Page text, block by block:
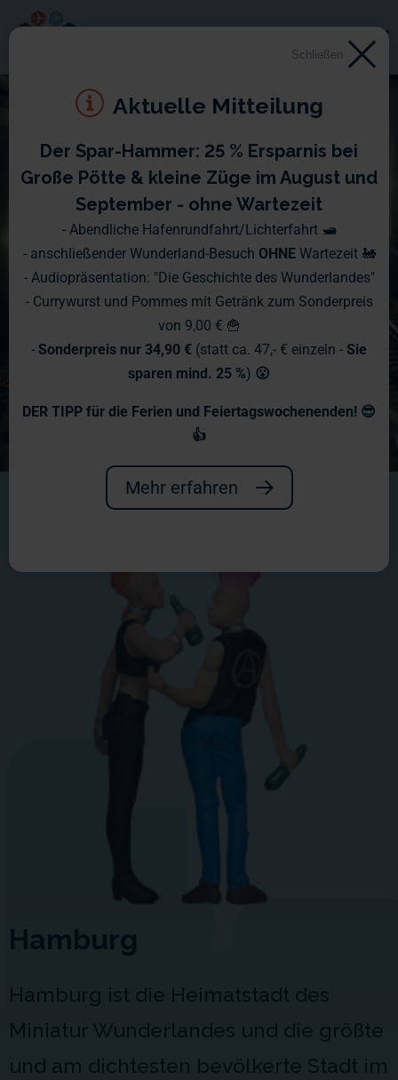
Hamburg
Hamburg ist die Heimatstadt des
Miniatur Wunderlandes und die größte
und am dichtesten bevölkerte Stadt im
Schließen
Aktuelle Mitteilung
Der Spar-Hammer: 25 % Ersparnis bei
Große Pötte & kleine Züge im August und
September - ohne Wartezeit
- Abendliche Hafenrundfahrt/Lichterfahrt 🛥️
- anschließender Wunderland-Besuch OHNE Wartezeit 🚂
- Audiopräsentation: "Die Geschichte des Wunderlandes"
- Currywurst und Pommes mit Getränk zum Sonderpreis
von 9,00 € 🍟
- Sonderpreis nur 34,90 € (statt ca. 47,- € einzeln - Sie
sparen mind. 25 %) 😮
DER TIPP für die Ferien und Feiertagswochenenden! 😎
👍
Mehr erfahren